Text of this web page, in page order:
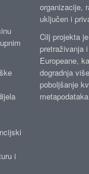
i
organizacije,
uključen i
Cilj projekta
pretraživanja
Europeane,
dogradnja
poboljšanje